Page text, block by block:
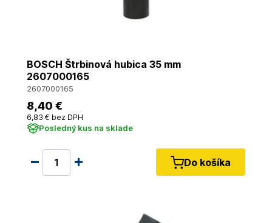
BOSCH Štrbinová hubica 35 mm
2607000165
2607000165
8,40 €
6,83 € bez DPH
Posledný kus na sklade
Do košíka